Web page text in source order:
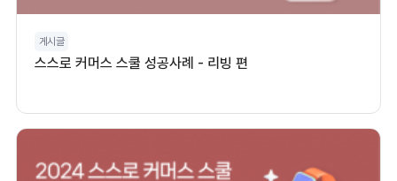
게시글
스스로 커머스 스쿨 성공사례 - 리빙 편